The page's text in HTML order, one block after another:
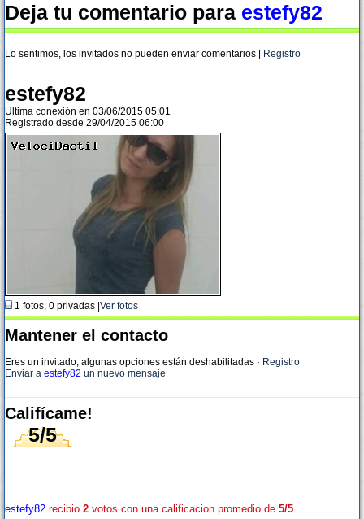
Deja tu comentario para estefy82
Lo sentimos, los invitados no pueden enviar comentarios | Registro
estefy82
Ultima conexión en 03/06/2015 05:01
Registrado desde 29/04/2015 06:00
1 fotos, 0 privadas | Ver fotos
Mantener el contacto
Eres un invitado, algunas opciones están deshabilitadas · Registro
Enviar a estefy82 un nuevo mensaje
Califícame!
5/5
estefy82 recibio 2 votos con una calificacion promedio de 5/5